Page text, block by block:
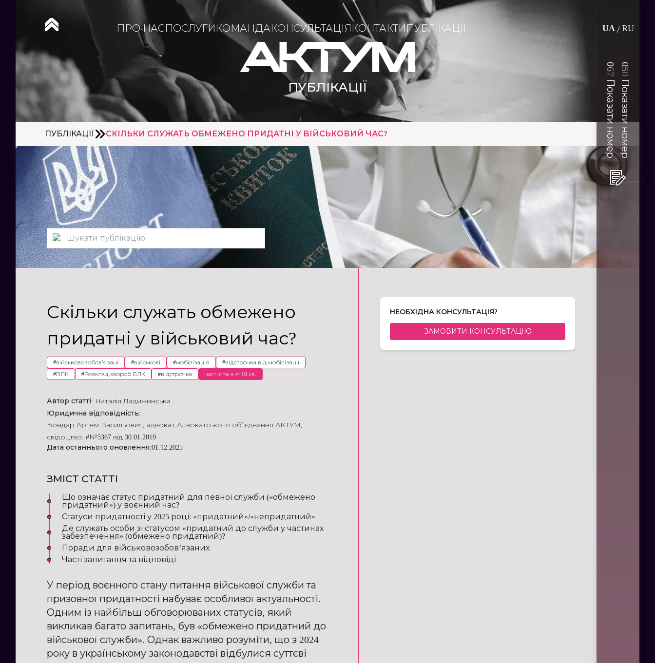
ПРО НАС ПОСЛУГИ КОМАНДА КОНСУЛЬТАЦІЯ КОНТАКТИПУБЛІКАЦІЇ UA / RU
0
5
0
Показати номер
0
6
7
Показати номер
ПУБЛІКАЦІЇ
ПУБЛІКАЦІЇ СКІЛЬКИ СЛУЖАТЬ ОБМЕЖЕНО ПРИДАТНІ У ВІЙСЬКОВИЙ ЧАС?
Скільки служать обмежено
придатні у військовий час?
#військовозобов'язані #військові #мобілізація #відстрочка від мобілізації
#ВЛК #Розклад хвороб ВЛК #відстрочка час читання 10 хв.
Автор статті: Наталія Ладижинська
Юридична відповідність:
Бондар Артем Васильович, адвокат Адвокатського об’єднання АКТУМ ,
свідоцтво: #№5367 від 30.01.2019
Дата останнього оновлення:01.12.2025
ЗМІСТ СТАТТІ
Що означає статус придатний для певної служби («обмежено
придатний») у воєнний час?
Статуси придатності у 2025 році: «придатний»/«непридатний»
Де служать особи зі статусом «придатний до служби у частинах
забезпечення» (обмежено придатний)?
Поради для військовозобов’язаних
Часті запитання та відповіді
У період воєнного стану питання військової служби та
призовної придатності набуває особливої актуальності.
Одним із найбільш обговорюваних статусів, який
викликав багато запитань, був «обмежено придатний до
військової служби». Однак важливо розуміти, що з 2024
року в українському законодавстві відбулися суттєві
НЕОБХІДНА КОНСУЛЬТАЦІЯ?
ЗАМОВИТИ КОНСУЛЬТАЦІЮ